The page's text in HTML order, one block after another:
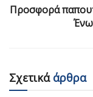
Προσφορά
Σχετικάάρθρα